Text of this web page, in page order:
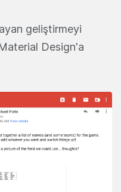
geliştirmeyi
Design'a